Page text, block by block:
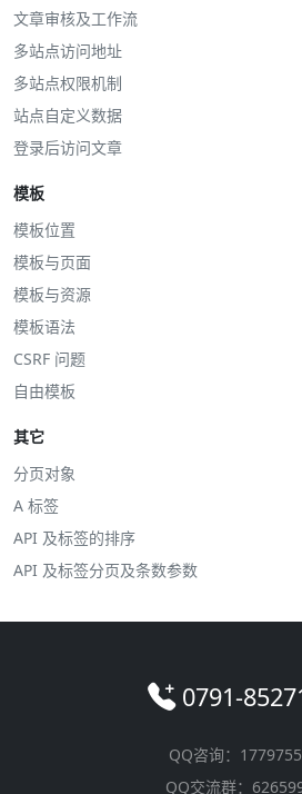
文章审核及工作流
多站点访问地址
多站点权限机制
站点自定义数据
登录后访问文章
模板
模板位置
模板与页面
模板与资源
模板语法
CSRF 问题
自由模板
其它
分页对象
A 标签
API 及标签的排序
API 及标签分页及条数参数
0791-
QQ咨询：
QQ交流群：